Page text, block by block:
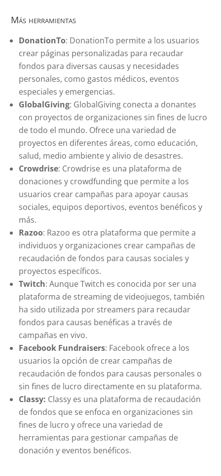
Más herramientas
DonationTo: DonationTo permite a los usuarios
crear páginas personalizadas para recaudar
fondos para diversas causas y necesidades
personales, como gastos médicos, eventos
especiales y emergencias.
GlobalGiving: GlobalGiving conecta a donantes
con proyectos de organizaciones sin fines de lucro
de todo el mundo. Ofrece una variedad de
proyectos en diferentes áreas, como educación,
salud, medio ambiente y alivio de desastres.
Crowdrise: Crowdrise es una plataforma de
donaciones y crowdfunding que permite a los
usuarios crear campañas para apoyar causas
sociales, equipos deportivos, eventos benéficos y
más.
Razoo: Razoo es otra plataforma que permite a
individuos y organizaciones crear campañas de
recaudación de fondos para causas sociales y
proyectos específicos.
Twitch: Aunque Twitch es conocida por ser una
plataforma de streaming de videojuegos, también
ha sido utilizada por streamers para recaudar
fondos para causas benéficas a través de
campañas en vivo.
Facebook Fundraisers: Facebook ofrece a los
usuarios la opción de crear campañas de
recaudación de fondos para causas personales o
sin fines de lucro directamente en su plataforma.
Classy: Classy es una plataforma de recaudación
de fondos que se enfoca en organizaciones sin
fines de lucro y ofrece una variedad de
herramientas para gestionar campañas de
donación y eventos benéficos.